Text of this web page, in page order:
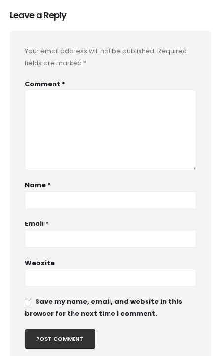
Leave a Reply
Your email address will not be published. Required
fields are marked *
Comment *
Name *
Email *
Website
Save my name, email, and website in this
browser for the next time I comment.